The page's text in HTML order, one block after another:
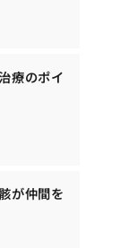
療のポイ
が仲間を